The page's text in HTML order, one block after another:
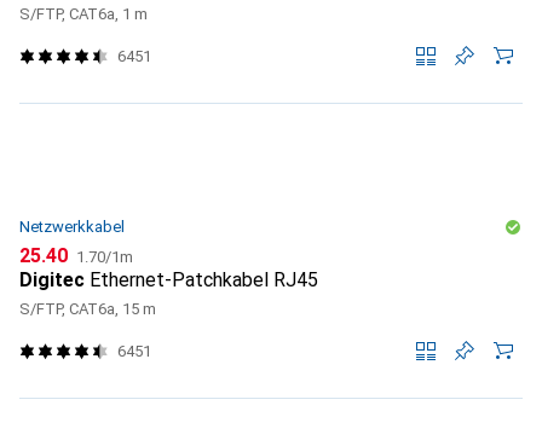
S/FTP, CAT6a, 1 m
6451
Netzwerkkabel
CHF
25.40 CHF
1.70/1m
Digitec Ethernet-Patchkabel RJ45
S/FTP, CAT6a, 15 m
6451